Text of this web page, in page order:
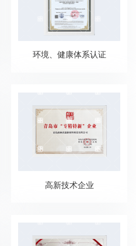
环境、健康体系认证
高新技术企业